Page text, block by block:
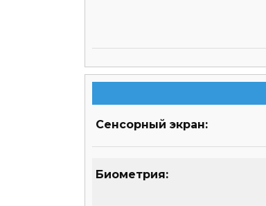
Сенсорный экран:
Биометрия: